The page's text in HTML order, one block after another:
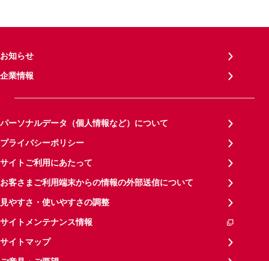
お知らせ
企業情報
パーソナルデータ（個人情報など）について
プライバシーポリシー
サイトご利用にあたって
お客さまご利用端末からの情報の外部送信について
見やすさ・使いやすさの調整
サイトメンテナンス情報
サイトマップ